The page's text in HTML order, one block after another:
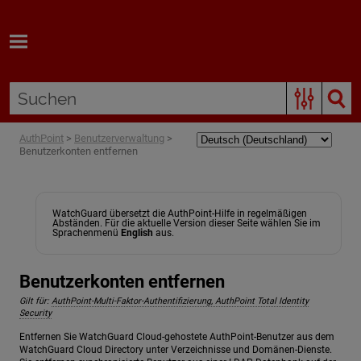
AuthPoint > Benutzerverwaltung >
Benutzerkonten entfernen
WatchGuard übersetzt die AuthPoint-Hilfe in regelmäßigen
Abständen. Für die aktuelle Version dieser Seite wählen Sie im
Sprachenmenü English aus.
Benutzerkonten entfernen
Gilt für: AuthPoint-Multi-Faktor-Authentifizierung, AuthPoint Total Identity
Security
Entfernen Sie WatchGuard Cloud-gehostete AuthPoint-Benutzer aus dem
WatchGuard Cloud Directory unter Verzeichnisse und Domänen-Dienste.